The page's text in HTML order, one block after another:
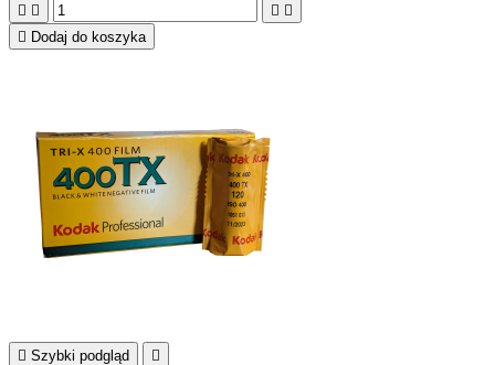
   
 Dodaj do koszyka
 Szybki podgląd 